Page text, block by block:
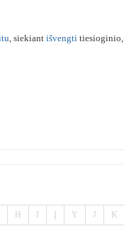
, siekiant išvengti tiesioginio,
H Y J K